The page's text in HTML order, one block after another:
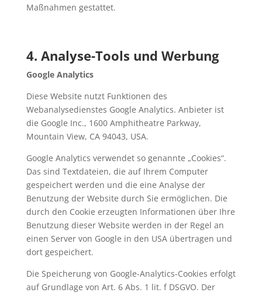
Maßnahmen gestattet.
4. Analyse-Tools und Werbung
Google Analytics
Diese Website nutzt Funktionen des
Webanalysedienstes Google Analytics. Anbieter ist
die Google Inc., 1600 Amphitheatre Parkway,
Mountain View, CA 94043, USA.
Google Analytics verwendet so genannte „Cookies“.
Das sind Textdateien, die auf Ihrem Computer
gespeichert werden und die eine Analyse der
Benutzung der Website durch Sie ermöglichen. Die
durch den Cookie erzeugten Informationen über Ihre
Benutzung dieser Website werden in der Regel an
einen Server von Google in den USA übertragen und
dort gespeichert.
Die Speicherung von Google-Analytics-Cookies erfolgt
auf Grundlage von Art. 6 Abs. 1 lit. f DSGVO. Der